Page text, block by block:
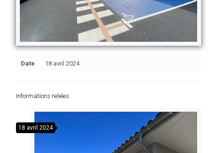
Date 18 avril 2024
Informations reliées
18 avril 2024